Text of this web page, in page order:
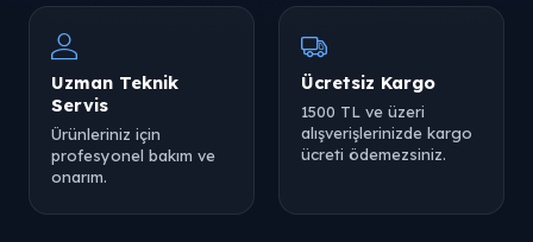
Uzman Teknik
Servis
Ürünleriniz için
profesyonel bakım ve
onarım.
Ücretsiz Kargo
1500 TL ve üzeri
alışverişlerinizde kargo
ücreti ödemezsiniz.